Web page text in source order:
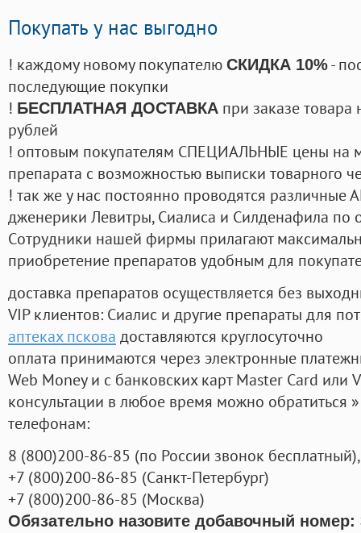
Покупать у нас выгодно
! каждому новому покупателю СКИДКА 10%-
последующие покупки
! БЕСПЛАТНАЯ ДОСТАВКА при заказе
рублей
! оптовым покупателям СПЕЦИАЛЬНЫЕ цены на
препарата с возможностью выписки товарного
! так же у нас постоянно проводятся
дженерики Левитры, Сиалиса и Силденафила по
Cотрудники нашей фирмы прилагают
приобретение препаратов удобным для
доставка препаратов осуществляется без
VIP клиентов: Сиалис и другие препараты для
аптеках пскова доставляются круглосуточно
оплата принимаются через электронные
Web Money и с банковских карт Master Card или
консультации в любое время можно обратиться
телефонам:
8 (800)200-86-85 (по России звонок бесплатный),
+7 (800)200-86-85 (Санкт-Петербург)
+7 (800)200-86-85 (Москва)
Обязательно назовите добавочный номер: